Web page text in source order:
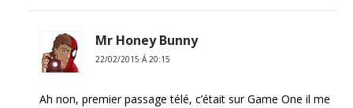
Mr Honey Bunny
22/02/2015 Á 20:15
Ah non, premier passage télé, c’était sur Game One il me